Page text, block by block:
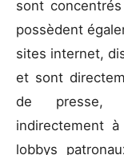
sont
possèdent
sites internet,
et sont
de presse,
indirectement
lobbys